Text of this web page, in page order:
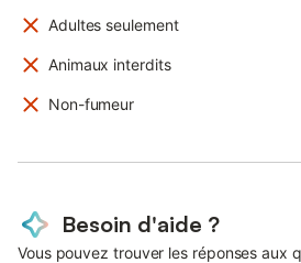
Adultes seulement
Animaux interdits
Non-fumeur
Besoin d'aide ?
Vous pouvez trouver les réponses aux